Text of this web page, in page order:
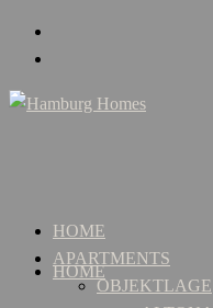
HOME
HOME
APARTMENTS
OBJEKTLAGE